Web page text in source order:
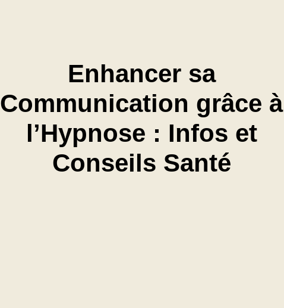
Enhancer sa
Communication grâce à
l’Hypnose : Infos et
Conseils Santé